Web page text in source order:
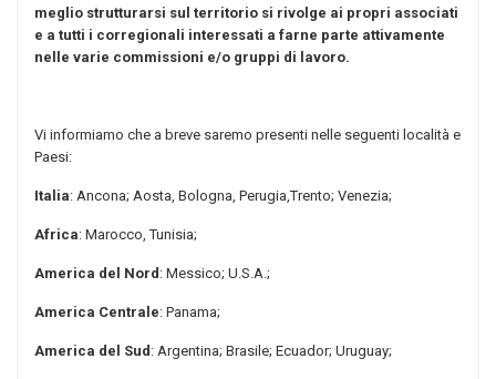
meglio strutturarsi sul territorio si rivolge ai propri associati
e a tutti i corregionali interessati a farne parte attivamente
nelle varie commissioni e/o gruppi di lavoro.
Vi informiamo che a breve saremo presenti nelle seguenti località e
Paesi:
Italia: Ancona; Aosta, Bologna, Perugia,Trento; Venezia;
Africa: Marocco, Tunisia;
America del Nord : Messico; U.S.A.;
America Centrale: Panama;
America del Sud : Argentina; Brasile; Ecuador; Uruguay;